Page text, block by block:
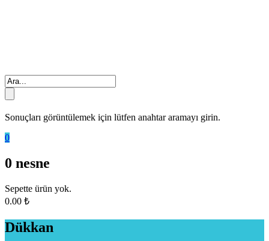
Sonuçları görüntülemek için lütfen anahtar aramayı girin.
0
0 nesne
Sepette ürün yok.
0.00 ₺
Dükkan